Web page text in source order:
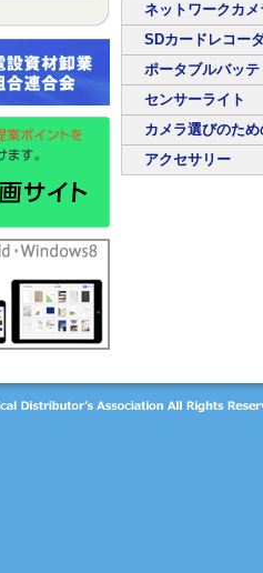
ネットワークカ
SDカードレコー
ポータブルバッテ
センサーライト
カメラ選びのた
アクセサリー